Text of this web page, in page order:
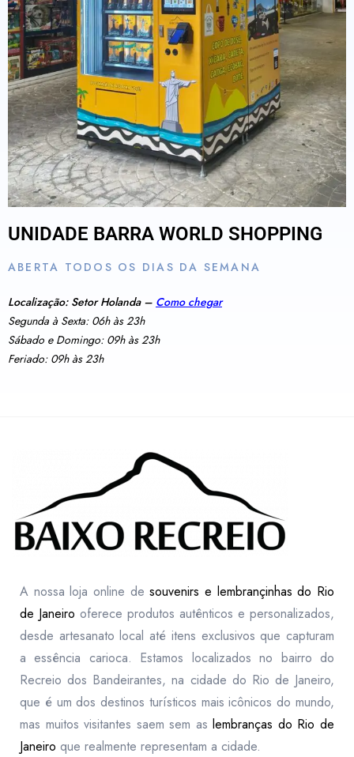
UNIDADE BARRA WORLD SHOPPING
ABERTA TODOS OS DIAS DA SEMANA
Localização: Setor Holanda – Como chegar
Segunda à Sexta: 06h às 23h
Sábado e Domingo: 09h às 23h
Feriado: 09h às 23h
A nossa loja online desouvenirs e lembrançinhas do Rio
de Janeiro oferece produtos autênticos e personalizados,
desde artesanato local até itens exclusivos que capturam
a essência carioca. Estamos localizados no bairro do
Recreio dos Bandeirantes, na cidade do Rio de Janeiro,
que é um dos destinos turísticos mais icônicos do mundo,
mas muitos visitantes saem sem aslembranças do Rio de
Janeiro que realmente representam a cidade.